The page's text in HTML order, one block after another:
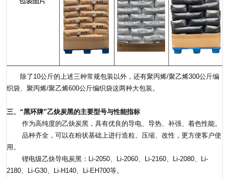
除了10公斤的上述三种常规包装以外，还有聚丙烯/聚乙烯300公斤编
织袋、聚丙烯/聚乙烯600公斤编织袋这两种大包装。
三、“黑环牌”乙炔炭黑的主要型号与性能指标
作为高纯度的乙炔炭黑，具有优良的导电、导热、补强、着色性能。
品种齐全，可以在粉状基础上进行造粒、压缩、改性，更方便客户使
用。
锂电级乙炔导电炭黑：Li-2050、Li-2060、Li-2160、Li-2080、Li-
2180、Li-G30、Li-H140、Li-EH700等。